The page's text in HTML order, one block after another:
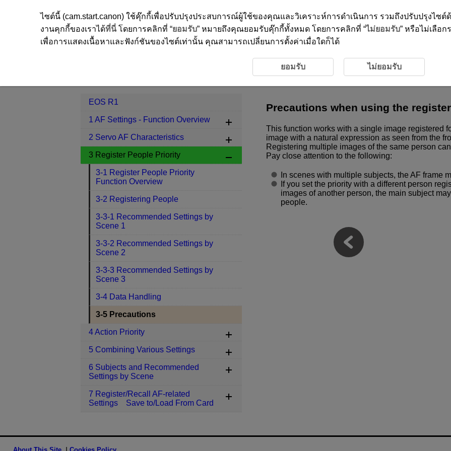
3 Register People Priority
3-5 Precautions
Precautions when using the
This function works with a single image registered
image with a natural expression as seen from the
Registering multiple images of the same person
Pay close attention to the following:
In scenes with multiple subjects, the AF frame
If you set the priority with a different person
images of another person, the main subject
people.
EOS R1
1 AF Settings - Function Overview
2 Servo AF Characteristics
3 Register People Priority
3-1 Register People Priority
Function Overview
3-2 Registering People
3-3-1 Recommended Settings by
Scene 1
3-3-2 Recommended Settings by
Scene 2
3-3-3 Recommended Settings by
Scene 3
3-4 Data Handling
3-5 Precautions
4 Action Priority
5 Combining Various Settings
6 Subjects and Recommended
Settings by Scene
7 Register/Recall AF-related
Settings Save to/Load From Card
ไซต์นี้ (cam.start.canon) ใช้คุ๊กกี้เพื่อปรับปรุงประสบการณ์ผู้ใช้ของคุณและวิเคราะห์การดำเนินการ รวมถึงปรับปรุงไซ
งานคุกกี้ของเราได้ที่นี่โดยการคลิกที่ “ยอมรับ” หมายถึงคุณยอมรับคุ๊กกี้ทั้งหมด โดยการคลิกที่ “ไม่ยอมรับ” หรือไม่เลือก
เพื่อการแสดงเนื้อหาและฟังก์ชันของไซต์เท่านั้น คุณสามารถเปลี่ยนการตั้งค่าเมื่อใดก็ได้
ยอมรับ ไม่ยอมรับ